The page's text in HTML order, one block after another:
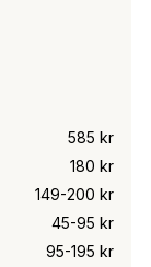
585 kr
180 kr
149-200 kr
45-95 kr
95-195 kr